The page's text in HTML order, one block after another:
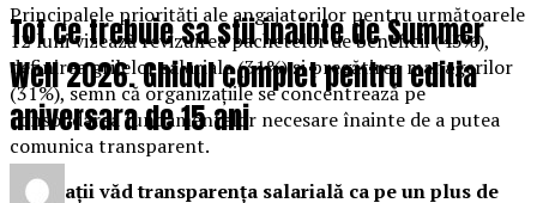
Principalele priorități ale angajatorilor pentru următoarele
12 luni vizează revizuirea pachetelor de beneficii (43%),
definirea grilelor salariale (31%) și pregătirea managerilor
(31%), semn că organizațiile se concentrează pe
consolidarea fundamentelor necesare înainte de a putea
comunica transparent.
Angajații văd transparența salarială ca pe un plus de
Tot ce trebuie sa stii inainte de Summer
Well 2026. Ghidul complet pentru editia
aniversara de 15 ani